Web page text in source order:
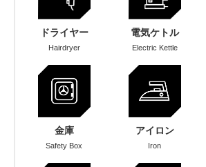
ドライヤー
Hairdryer
電気ケトル
Electric Kettle
金庫
Safety Box
アイロン
Iron